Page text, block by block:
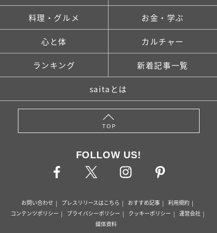
料理・グルメ お金・学ぶ
心と体 カルチャー
ランキング 新着記事一覧
saitaとは
TOP
FOLLOW US!
お問い合わせ プレスリリースはこちら おすすめ記事
利用規約
コンテンツポリシー
プライバシーポリシー クッキーポリシー
運営会社
媒体資料